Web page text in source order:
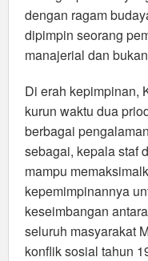
dengan ragam
dipimpin seorang
manajerial dan
Di erah kepimpinan,
kurun waktu dua
berbagai
sebagai, kepala staf
mampu
kepemimpinannya
keseimbangan
seluruh masyarakat
konflik sosial tahun